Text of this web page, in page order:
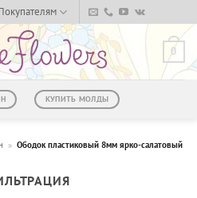
0
КУПИТЬ МОЛДЫ
» Ободок пластиковый 8мм ярко-салатовый